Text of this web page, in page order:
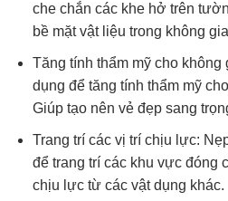
che chắn các khe hở trên
bề mặt vật liệu trong không
Tăng tính thẩm mỹ cho
dụng để tăng tính thẩm mỹ
Giúp tạo nên vẻ đẹp sang
Trang trí các vị trí chịu lực:
để trang trí các khu vực đóng
chịu lực từ các vật dụng khác.